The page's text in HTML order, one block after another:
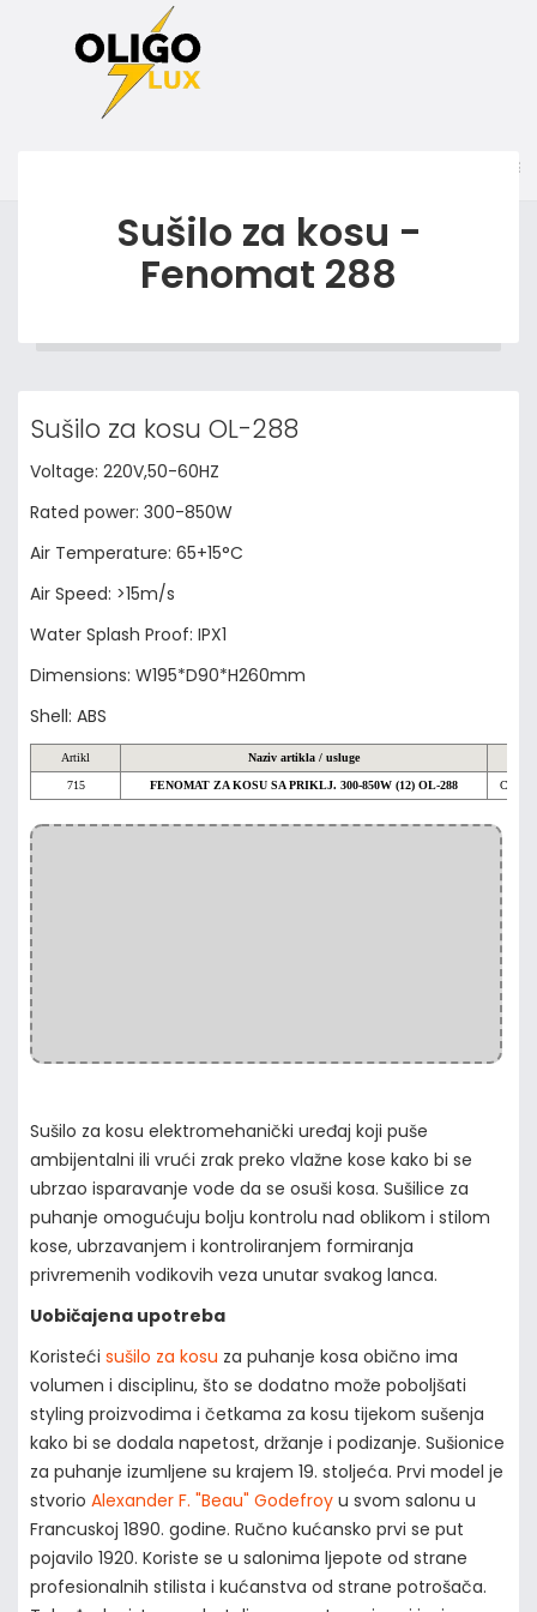
Sušilo za kosu -
Fenomat 288
Sušilo za kosu OL-288
Voltage: 220V,50-60HZ
Rated power: 300-850W
Air Temperature: 65+15°C
Air Speed: >15m/s
Water Splash Proof: IPX1
Dimensions: W195*D90*H260mm
Shell: ABS
Artikl Naziv artikla / usluge
715 FENOMAT ZA KOSU SA PRIKLJ. 300-850W (12) OL-288 Cijena
Sušilo za kosu elektromehanički uređaj koji puše
ambijentalni ili vrući zrak preko vlažne kose kako bi se
ubrzao isparavanje vode da se osuši kosa. Sušilice za
puhanje omogućuju bolju kontrolu nad oblikom i stilom
kose, ubrzavanjem i kontroliranjem formiranja
privremenih vodikovih veza unutar svakog lanca.
Uobičajena upotreba
Koristeći sušilo za kosu za puhanje kosa obično ima
volumen i disciplinu, što se dodatno može poboljšati
styling proizvodima i četkama za kosu tijekom sušenja
kako bi se dodala napetost, držanje i podizanje. Sušionice
za puhanje izumljene su krajem 19. stoljeća. Prvi model je
stvorio Alexander F. "Beau" Godefroy u svom salonu u
Francuskoj 1890. godine. Ručno kućansko prvi se put
pojavilo 1920. Koriste se u salonima ljepote od strane
profesionalnih stilista i kućanstva od strane potrošača.